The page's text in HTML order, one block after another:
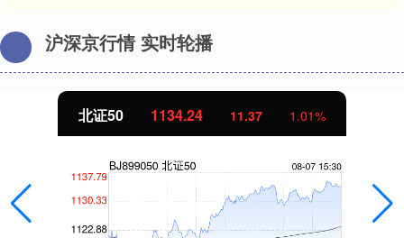
沪深京行情 实时轮播
北证50 1134.24 11.37 1.01%